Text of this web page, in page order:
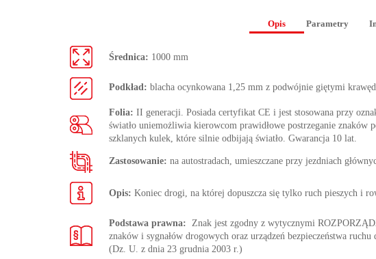
Opis Parametry
Średnica: 1000 mm
Podkład: blacha ocynkowana 1,25 mm z podwójnie giętymi
Folia: II generacji. Posiada certyfikat CE i jest stosowana przy
światło uniemożliwia kierowcom prawidłowe postrzeganie
szklanych kulek, które silnie odbijają światło. Gwarancja 10 lat.
Zastosowanie: na autostradach, umieszczane przy jezdniach
Opis: Koniec drogi, na której dopuszcza się tylko ruch pieszych i
Podstawa prawna: Znak jest zgodny z wytycznymi
znaków i sygnałów drogowych oraz urządzeń bezpieczeństwa
(Dz. U. z dnia 23 grudnia 2003 r.)